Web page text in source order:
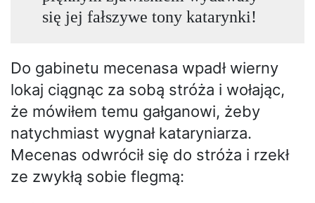
się jej fałszywe tony katarynki!
Do gabinetu mecenasa wpadł wierny
lokaj ciągnąc za sobą stróża i wołając,
że mówiłem temu gałganowi, żeby
natychmiast wygnał kataryniarza.
Mecenas odwrócił się do stróża i rzekł
ze zwykłą sobie flegmą: